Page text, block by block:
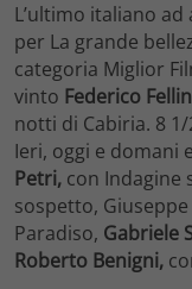
L’ultimo italiano ad
per La grande
categoria Miglior
vinto Federico
notti di Cabiria. 8
Ieri, oggi e domani
Petri, con Indagine
sospetto,
Paradiso, Gabriele
Roberto Benigni,